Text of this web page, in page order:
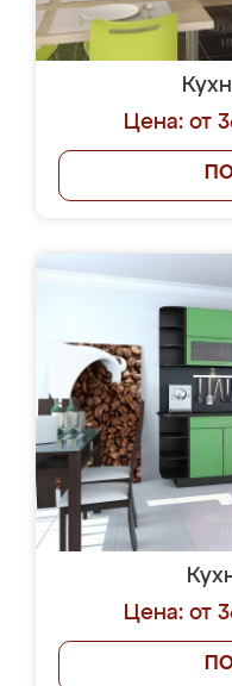
Цена: от
Цена: от